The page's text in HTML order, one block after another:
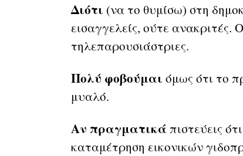
Διότι (να το θυμίσω) στη
εισαγγελείς, ούτε
τηλεπαρουσιάστριες.
Πολύ φοβούμαι όμως ότι το
μυαλό.
Αν πραγματικά πιστεύεις
καταμέτρηση εικονικών